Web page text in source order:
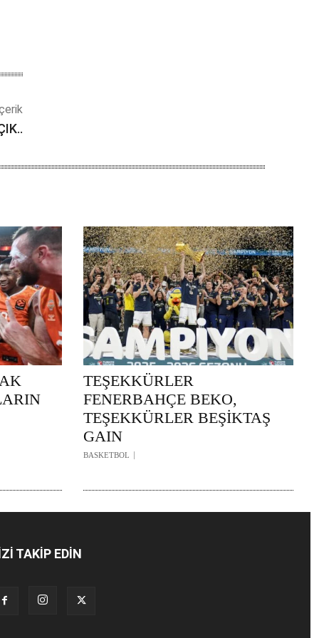
TEŞEKKÜRLER
FENERBAHÇE BEKO,
TEŞEKKÜRLER BEŞİKTAŞ
GAIN
BASKETBOL
TAKİP EDİN